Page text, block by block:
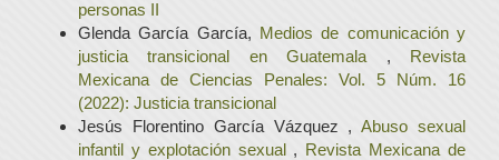
personas II
Glenda García García, Medios de comunicación y
justicia transicional en Guatemala , Revista
Mexicana de Ciencias Penales: Vol. 5 Núm. 16
(2022): Justicia transicional
Jesús Florentino García Vázquez ,Abuso sexual
infantil y explotación sexual , Revista Mexicana de